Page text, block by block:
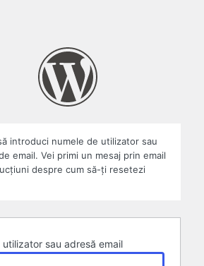
introduci numele de utilizator sau
email. Vei primi un mesaj prin email
despre cum să-ți resetezi
utilizator sau adresă email